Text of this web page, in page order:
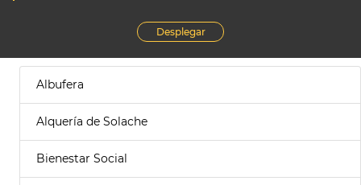
Desplegar
Albufera
Alquería de Solache
Bienestar Social